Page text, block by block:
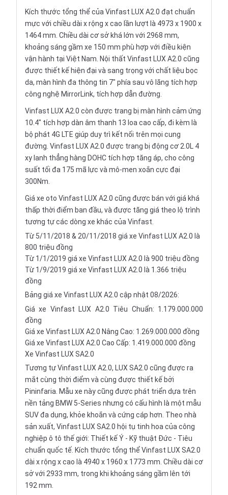
Kích thước tổng thể của Vinfast LUX A2.0 đạt chuẩn
mực với chiều dài x rộng x cao lần lượt là 4973 x 1900 x
1464 mm. Chiều dài cơ sở khá lớn với 2968 mm,
khoảng sáng gầm xe 150 mm phù hợp với điều kiện
vận hành tại Việt Nam. Nội thất Vinfast LUX A2.0 cũng
được thiết kế hiện đại và sang trọng với chất liệu bọc
da, màn hình đa thông tin 7" phía sau vô lăng tích hợp
công nghệ MirrorLink, tích hợp dẫn đường.
Vinfast LUX A2.0 còn được trang bị màn hình cảm ứng
10.4" tích hợp dàn âm thanh 13 loa cao cấp, đi kèm là
bộ phát 4G LTE giúp duy trì kết nối trên mọi cung
đường. Vinfast LUX A2.0 được trang bị động cơ 2.0L 4
xy lanh thẳng hàng DOHC tích hợp tăng áp, cho công
suất tối đa 175 mã lực và mô-men xoắn cực đại
300Nm.
Giáxe oto Vinfast LUX A2.0 cũng được bán với giá khá
thấp thời điểm ban đầu, và được tăng giá theo lộ trình
tương tự các dòng xe khác của Vinfast.
Từ 5/11/2018 & 20/11/2018 giá xe Vinfast LUX A2.0 là
800 triệu đồng
Từ 1/1/2019 giá xe Vinfast LUX A2.0 là 900 triệu đồng
Từ 1/9/2019 giá xe Vinfast LUX A2.0 là 1.366 triệu
đồng
Bảng giá xe Vinfast LUX A2.0 cập nhật 08/2026:
Giá xe Vinfast LUX A2.0 Tiêu Chuẩn: 1.179.000.000
đồng
Giá xe Vinfast LUX A2.0 Nâng Cao: 1.269.000.000 đồng
Giá xe Vinfast LUX A2.0 Cao Cấp: 1.419.000.000 đồng
Xe Vinfast LUX SA2.0
Tương tự Vinfast LUX A2.0, LUX SA2.0 cũng được ra
mắt cùng thời điểm và cùng được thiết kế bởi
Pininfaria. Mẫu xe này cũng được phát triển dựa trên
nền tảng BMW 5-Series nhưng có cấu hình là một mẫu
SUVđa dụng, khỏe khoắn và cứng cáp hơn. Theo nhà
sản xuất, Vinfast LUX SA2.0 hội tụ tinh hoa của công
nghiệp ô tô thế giới: Thiết kế Ý - Kỹ thuật Đức - Tiêu
chuẩn quốc tế. Kích thước tổng thể Vinfast LUX SA2.0
dài x rộng x cao là 4940 x 1960 x 1773 mm. Chiều dài cơ
sở với 2933 mm, trong khi khoảng sáng gầm lên tới
192 mm.